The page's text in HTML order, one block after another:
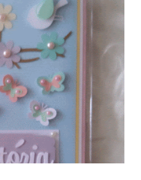
de álbum em
laranja, com
para 120 fotos
em envelopes
personalizados
de papéis, em
diferenciado. Kit de
Quer encantar
presente original e